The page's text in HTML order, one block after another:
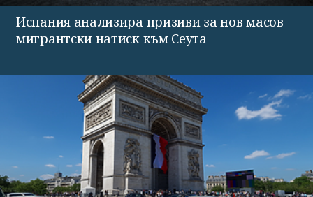
Испания анализира призиви за нов масов
мигрантски натиск към Сеута